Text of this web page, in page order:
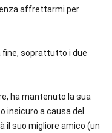
affrettarmi per
fine, soprattutto i due
ha mantenuto la sua
insicuro a causa del
il suo migliore amico (un